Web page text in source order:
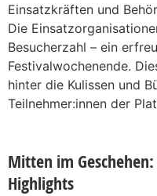
Einsatzkräften und
Die
Besucherzahl – ein
Festivalwochenende.
hinter die Kulissen und
Teilnehmer:innen der
Mitten im
Highlights